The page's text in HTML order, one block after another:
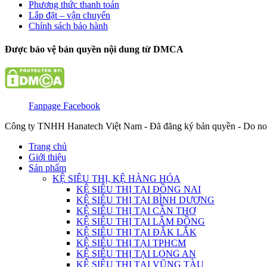
Phương thức thanh toán
Lắp đặt – vận chuyển
Chính sách bảo hành
Được bảo vệ bản quyền nội dung từ DMCA
Fanpage Facebook
Công ty TNHH Hanatech Việt Nam - Đã đăng ký bản quyền - Do
Trang chủ
Giới thiệu
Sản phẩm
KỆ SIÊU THỊ, KỆ HÀNG HÓA
KỆ SIÊU THỊ TẠI ĐỒNG NAI
KỆ SIÊU THỊ TẠI BÌNH DƯƠNG
KỆ SIÊU THỊ TẠI CẦN THƠ
KỆ SIÊU THỊ TẠI LÂM ĐỒNG
KỆ SIÊU THỊ TẠI ĐẮK LẮK
KỆ SIÊU THỊ TẠI TPHCM
KỆ SIÊU THỊ TẠI LONG AN
KỆ SIÊU THỊ TẠI VŨNG TÀU